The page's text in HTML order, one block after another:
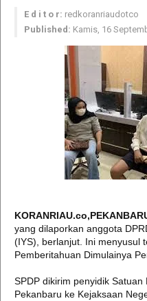
E d i t o r: redkoranriaudotco
Published: Kamis, 16
yang dilaporkan anggota
(IYS), berlanjut. Ini menyusul
Pemberitahuan Dimulainya
SPDP dikirim penyidik
Pekanbaru ke Kejaksaan